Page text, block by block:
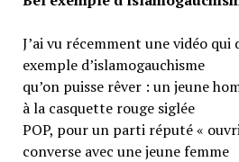
J’ai vu récemment une vidéo
exemple d’islamogauchisme
qu’on puisse rêver : un jeune
à la casquette rouge siglée
POP, pour un parti réputé «
converse avec une jeune femme